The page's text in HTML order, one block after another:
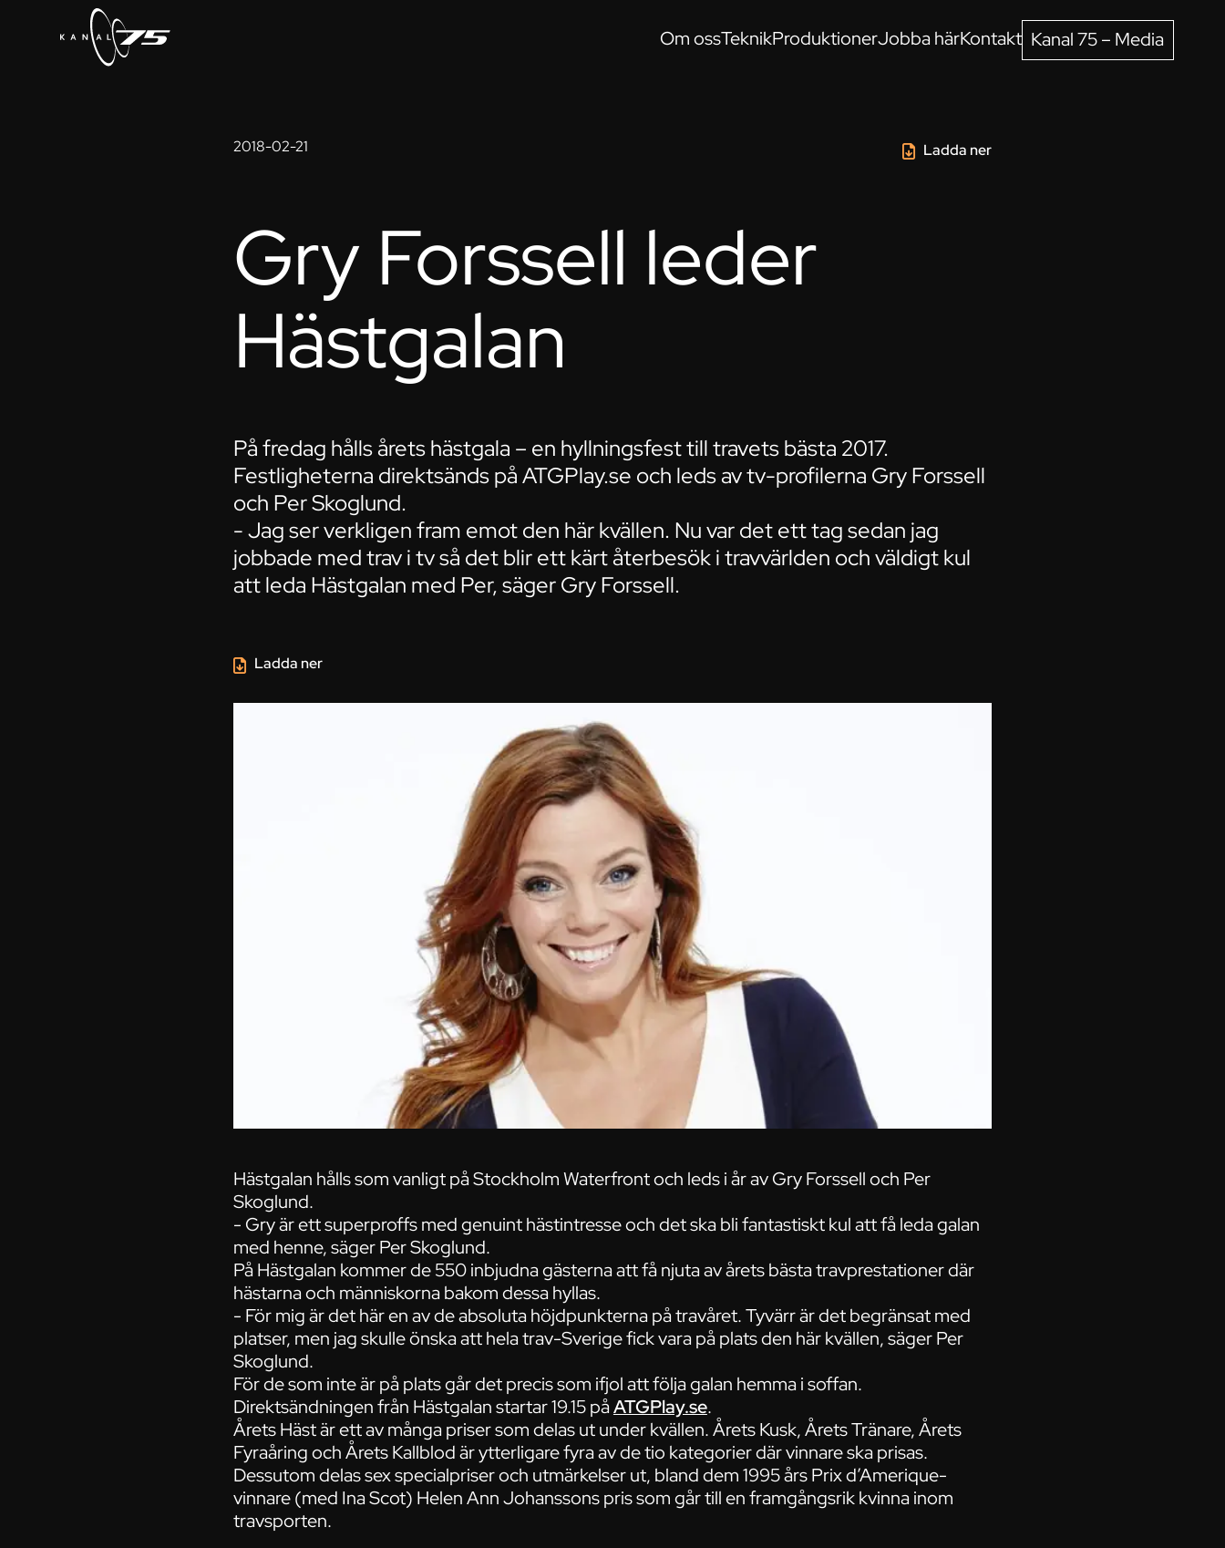
Om ossTeknikProduktionerJobba härKontakt Kanal 75 – Media
2018-02-21 Ladda ner
Gry Forssell leder
Hästgalan
På fredag hålls årets hästgala – en hyllningsfest till travets bästa 2017.
Festligheterna direktsänds på ATGPlay.se och leds av tv-profilerna Gry Forssell
och Per Skoglund.
- Jag ser verkligen fram emot den här kvällen. Nu var det ett tag sedan jag
jobbade med trav i tv så det blir ett kärt återbesök i travvärlden och väldigt kul
att leda Hästgalan med Per, säger Gry Forssell.
Hästgalan hålls som vanligt på Stockholm Waterfront och leds i år av Gry Forssell och Per
Skoglund.
- Gry är ett superproffs med genuint hästintresse och det ska bli fantastiskt kul att få leda galan
med henne, säger Per Skoglund.
På Hästgalan kommer de 550 inbjudna gästerna att få njuta av årets bästa travprestationer där
hästarna och människorna bakom dessa hyllas.
- För mig är det här en av de absoluta höjdpunkterna på travåret. Tyvärr är det begränsat med
platser, men jag skulle önska att hela trav-Sverige fick vara på plats den här kvällen, säger Per
Skoglund.
För de som inte är på plats går det precis som ifjol att följa galan hemma i soffan.
Direktsändningen från Hästgalan startar 19.15 påATGPlay.se.
Årets Häst är ett av många priser som delas ut under kvällen. Årets Kusk, Årets Tränare, Årets
Fyraåring och Årets Kallblod är ytterligare fyra av de tio kategorier där vinnare ska prisas.
Dessutom delas sex specialpriser och utmärkelser ut, bland dem 1995 års Prix d’Amerique-
vinnare (med Ina Scot) Helen Ann Johanssons pris som går till en framgångsrik kvinna inom
travsporten.
Ladda ner